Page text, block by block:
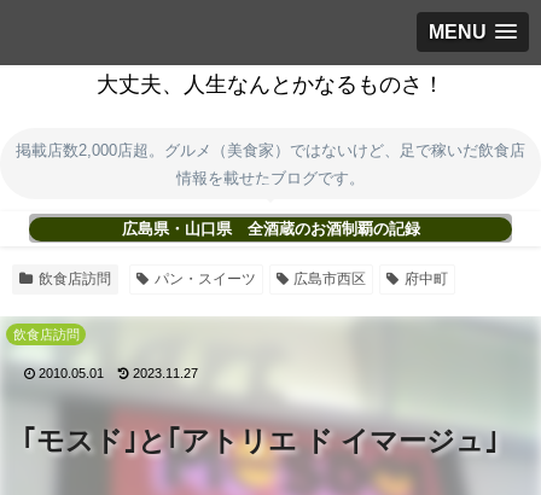
MENU
大丈夫、人生なんとかなるものさ！
掲載店数2,000店超。グルメ（美食家）ではないけど、足で稼いだ飲食店
情報を載せたブログです。
広島県・山口県 全酒蔵のお酒制覇の記録
飲食店訪問 パン・スイーツ 広島市西区 府中町
｢モスド｣と｢アトリエ ド イマージュ｣
飲食店訪問
2010.05.01 2023.11.27